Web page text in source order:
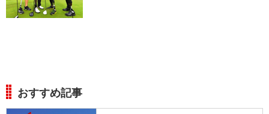
おすすめ記事